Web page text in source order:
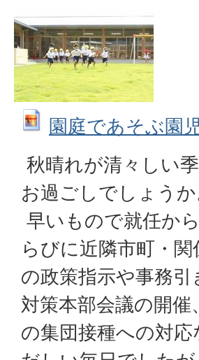
園庭であそぶ園
秋晴れが清々しい
お過ごしでしょうか
早いもので就任か
らびに近隣市町・
の政策指示や事務
対策本部会議の開
の集団接種への対